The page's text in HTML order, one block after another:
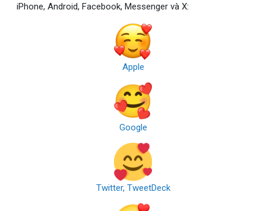
iPhone, Android, Facebook, Messenger và X:
Apple
Google
Twitter, TweetDeck